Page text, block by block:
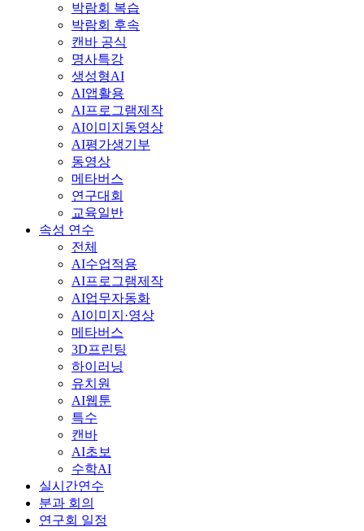
박람회 복습
박람회 후속
캔바 공식
명사특강
생성형AI
AI앱활용
AI프로그램제작
AI이미지동영상
AI평가생기부
동영상
메타버스
연구대회
교육일반
속성 연수
전체
AI수업적용
AI프로그램제작
AI업무자동화
AI이미지·영상
메타버스
3D프린팅
하이러닝
유치원
AI웹툰
특수
캔바
AI초보
수학AI
실시간연수
분과 회의
연구회 일정